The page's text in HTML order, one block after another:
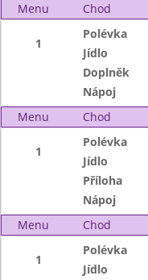
Menu Chod
1
Polévka
Jídlo
Doplněk
Nápoj
Menu
Chod
1
Polévka
Jídlo
Příloha
Nápoj
Menu
Chod
1
Polévka
Jídlo